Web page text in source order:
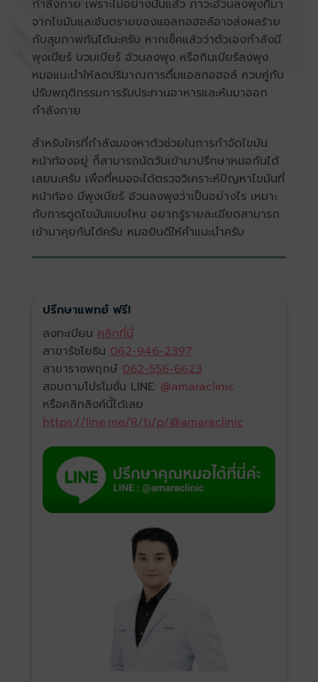
กำลังกาย เพราะไม่อย่างนั้นแล้ว ภาวะอ้วนลงพุงที่มา
จากไขมันและอันตรายของแอลกอฮอล์อาจส่งผลร้าย
กับสุขภาพกันได้นะครับ หากเช็คแล้วว่าตัวเองกำลังมี
พุงเบียร์ บวมเบียร์ อ้วนลงพุง หรือกินเบียร์ลงพุง
หมอแนะนำให้ลดปริมาณการดื่มแอลกอฮอล์ ควบคู่กับ
ปรับพฤติกรรมการรับประทานอาหารและหันมาออก
กำลังกาย
สำหรับใครที่กำลังมองหาตัวช่วยในการกำจัดไขมัน
หน้าท้องอยู่ ก็สามารถนัดวันเข้ามาปรึกษาหมอกันได้
เลยนะครับ เพื่อที่หมอจะได้ตรวจวิเคราะห์ปัญหาไขมันที่
หน้าท้อง มีพุงเบียร์ อ้วนลงพุงว่าเป็นอย่างไร เหมาะ
กับการดูดไขมันแบบไหน อยากรู้รายละเอียดสามารถ
เข้ามาคุยกันได้ครับ หมอยินดีให้คำแนะนำครับ
ปรึกษาแพทย์ ฟรี!
ลงทะเบียน คลิกที่นี่
สาขารัชโยธิน 062-946-2397
สาขาราชพฤกษ์ 062-556-6623
สอบถามโปรโมชั่น LINE: @amaraclinic
หรือคลิกลิงค์นี้ได้เลย
https://line.me/R/ti/p/@amaraclinic